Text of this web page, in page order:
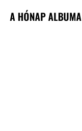
A HÓNAP ALBUMA